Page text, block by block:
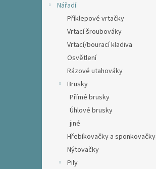
Nářadí
Příklepové vrtačky
Vrtací šroubováky
Vrtací/bourací kladiva
Osvětlení
Rázové utahováky
Brusky
Přímé brusky
Úhlové brusky
jiné
Hřebíkovačky a sponkovačky
Nýtovačky
Pily